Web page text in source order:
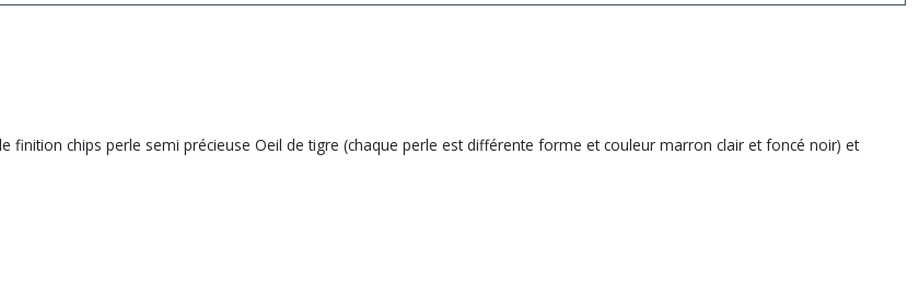
chips perle semi précieuse Oeil de tigre (chaque perle est différente forme et couleur marron clair et foncé noir) et